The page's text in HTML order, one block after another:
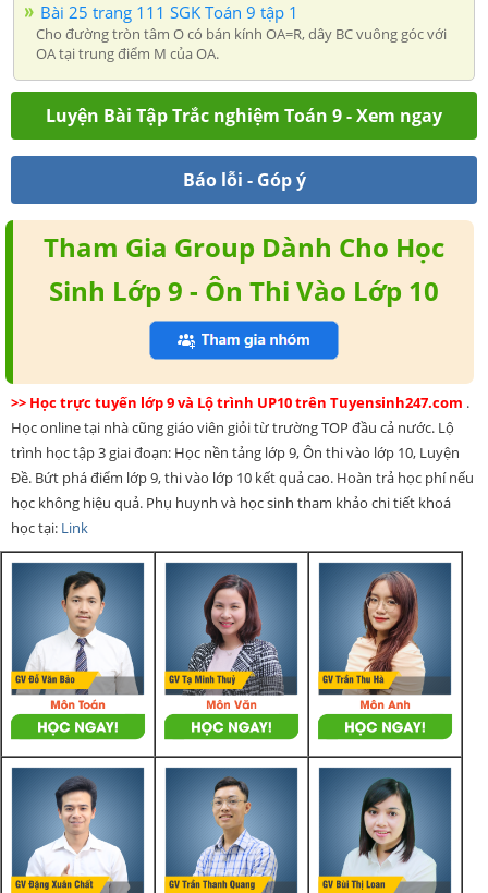
Bài 25 trang 111 SGK Toán 9 tập 1
Cho đường tròn tâm O có bán kính OA=R, dây BC vuông góc với
OA tại trung điểm M của OA.
Luyện Bài Tập Trắc nghiệm Toán 9 - Xem ngay
Báo lỗi - Góp ý
Tham Gia Group Dành Cho Học
Sinh Lớp 9 - Ôn Thi Vào Lớp 10
>> Học trực tuyến lớp 9 và Lộ trình UP10 trên Tuyensinh247.com .
Học online tại nhà cũng giáo viên giỏi từ trường TOP đầu cả nước. Lộ
trình học tập 3 giai đoạn: Học nền tảng lớp 9, Ôn thi vào lớp 10, Luyện
Đề. Bứt phá điểm lớp 9, thi vào lớp 10 kết quả cao. Hoàn trả học phí nếu
học không hiệu quả. Phụ huynh và học sinh tham khảo chi tiết khoá
học tại: Link